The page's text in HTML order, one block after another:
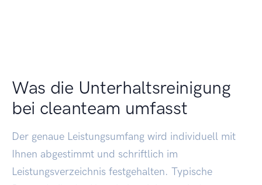
Was die Unterhaltsreinigung
bei cleanteam umfasst
Der genaue Leistungsumfang wird individuell mit
Ihnen abgestimmt und schriftlich im
Leistungsverzeichnis festgehalten. Typische